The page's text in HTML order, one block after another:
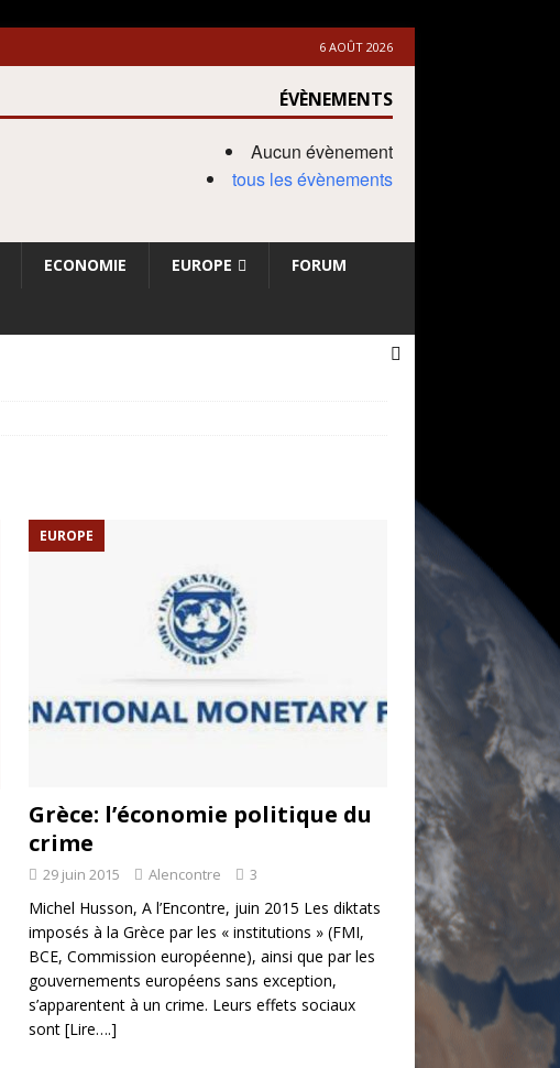
6 AOÛT 2026
ÉVÈNEMENTS
Aucun évènement
tous les évènements
ECONOMIE EUROPE FORUM
EUROPE
Grèce: l’économie politique du
crime
29 juin 2015 Alencontre 3
Michel Husson, A l’Encontre, juin 2015 Les diktats
imposés à la Grèce par les « institutions » (FMI,
BCE, Commission européenne), ainsi que par les
gouvernements européens sans exception,
s’apparentent à un crime. Leurs effets sociaux
sont [Lire….]